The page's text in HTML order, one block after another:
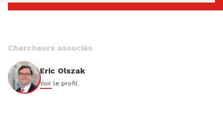
Chercheurs associés
Eric Olszak
Voir le profil